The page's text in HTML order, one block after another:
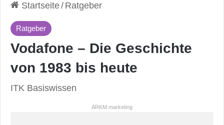
Startseite/ Ratgeber
Ratgeber
Vodafone – Die Geschichte
von 1983 bis heute
ITK Basiswissen
ARKM.marketing